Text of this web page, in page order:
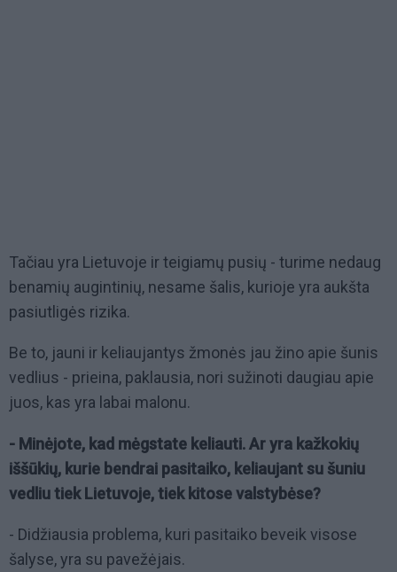
Tačiau yra Lietuvoje ir teigiamų pusių - turime nedaug
benamių augintinių, nesame šalis, kurioje yra aukšta
pasiutligės rizika.
Be to, jauni ir keliaujantys žmonės jau žino apie šunis
vedlius - prieina, paklausia, nori sužinoti daugiau apie
juos, kas yra labai malonu.
- Minėjote, kad mėgstate keliauti. Ar yra kažkokių
iššūkių, kurie bendrai pasitaiko, keliaujant su šuniu
vedliu tiek Lietuvoje, tiek kitose valstybėse?
- Didžiausia problema, kuri pasitaiko beveik visose
šalyse, yra su pavežėjais.